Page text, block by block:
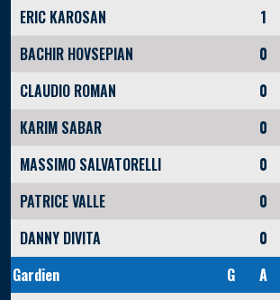
ERIC KAROSAN 1
BACHIR HOVSEPIAN
0
CLAUDIO ROMAN
0
KARIM SABAR
0
MASSIMO SALVATORELLI
0
PATRICE VALLE
0
DANNY DIVITA
0
Gardien
G A